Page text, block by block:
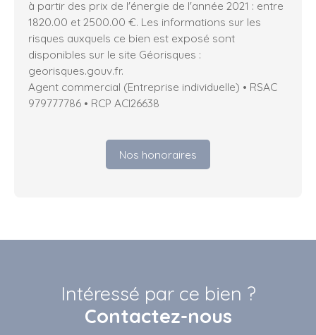
à partir des prix de l'énergie de l'année 2021 : entre
1820.00 et 2500.00 €. Les informations sur les
risques auxquels ce bien est exposé sont
disponibles sur le site Géorisques :
georisques.gouv.fr.
Agent commercial (Entreprise individuelle) • RSAC
979777786 • RCP ACI26638
Nos honoraires
Intéressé par ce bien ?
Contactez-nous